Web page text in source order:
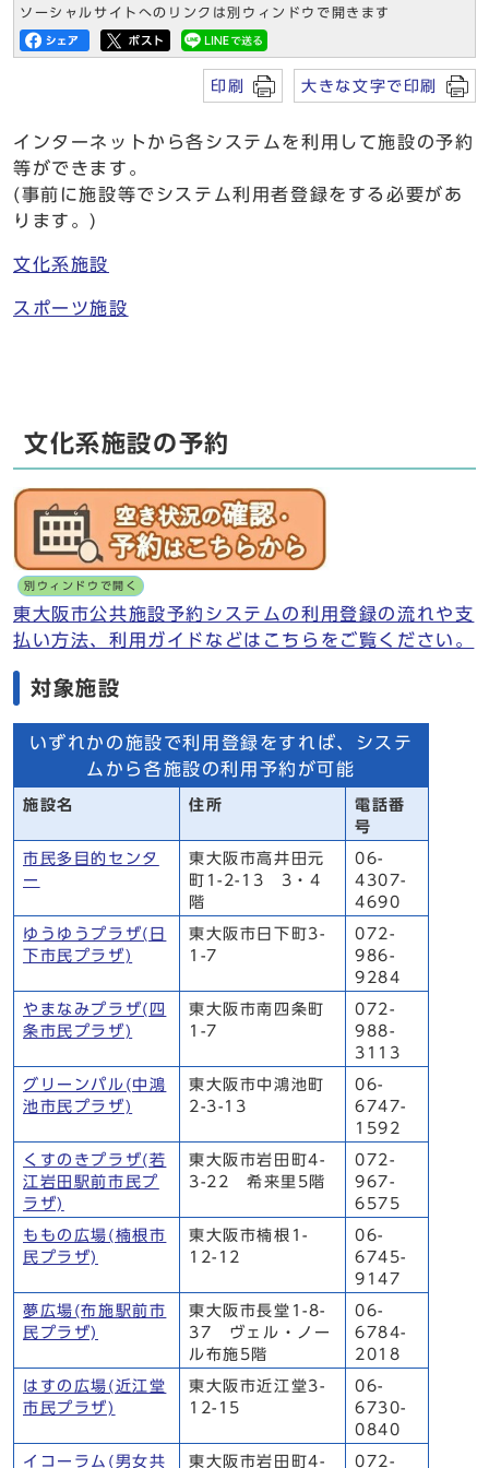
ソーシャルサイトへのリンクは別ウィンドウで開きます
印刷 大きな文字で印刷
インターネットから各システムを利用して施設の予約
等ができます。
(事前に施設等でシステム利用者登録をする必要があ
ります。)
文化系施設
スポーツ施設
文化系施設の予約
別ウィンドウで開く
東大阪市公共施設予約システムの利用登録の流れや支
払い方法、利用ガイドなどはこちらをご覧ください。
対象施設
いずれかの施設で利用登録をすれば、システ
ムから各施設の利用予約が可能
施設名 住所
電話番
号
市民多目的センタ
ー
東大阪市高井田元
町1-2-13 3・4
階
06-
4307-
4690
ゆうゆうプラザ(日
下市民プラザ)
東大阪市日下町3-
1-7
072-
986-
9284
やまなみプラザ(四
条市民プラザ)
東大阪市南四条町
1-7
072-
988-
3113
グリーンパル(中鴻
池市民プラザ)
東大阪市中鴻池町
2-3-13
06-
6747-
1592
くすのきプラザ(若
江岩田駅前市民プ
ラザ)
東大阪市岩田町4-
3-22 希来里5階
072-
967-
6575
ももの広場(楠根市
民プラザ)
東大阪市楠根1-
12-12
06-
6745-
9147
夢広場(布施駅前市
民プラザ)
東大阪市長堂1-8-
37 ヴェル・ノー
ル布施5階
06-
6784-
2018
はすの広場(近江堂
市民プラザ)
東大阪市近江堂3-
12-15
06-
6730-
0840
イコーラム(男女共 東大阪市岩田町4- 072-